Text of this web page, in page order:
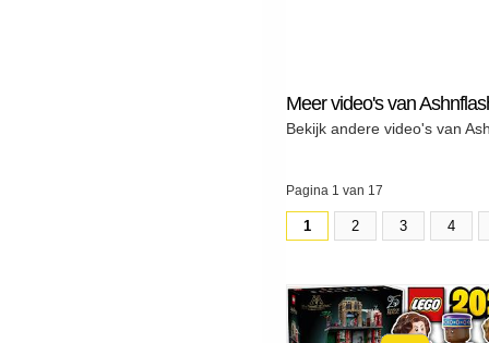
Meer video's van
Bekijk andere video's van
Pagina 1 van 17
1 2 3 4